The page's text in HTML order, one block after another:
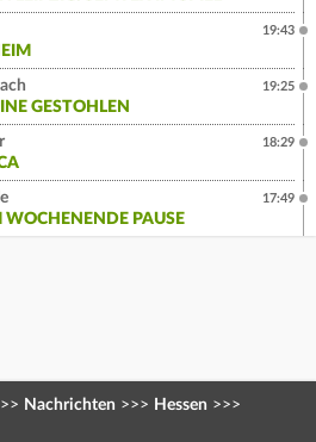
19:43
GESTOHLEN
19:25
18:29
PAUSE
17:49
Nachrichten >>> Hessen >>>